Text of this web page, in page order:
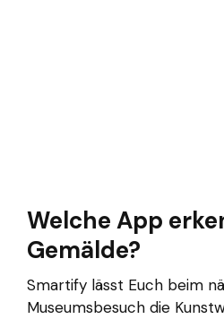
Welche App
Gemälde?
Smartify lässt Euch beim
Museumsbesuch die